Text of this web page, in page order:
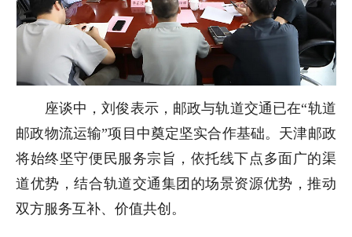
座谈中，刘俊表示，邮政与轨道交通已在“轨道
邮政物流运输”项目中奠定坚实合作基础。天津邮政
将始终坚守便民服务宗旨，依托线下点多面广的渠
道优势，结合轨道交通集团的场景资源优势，推动
双方服务互补、价值共创。